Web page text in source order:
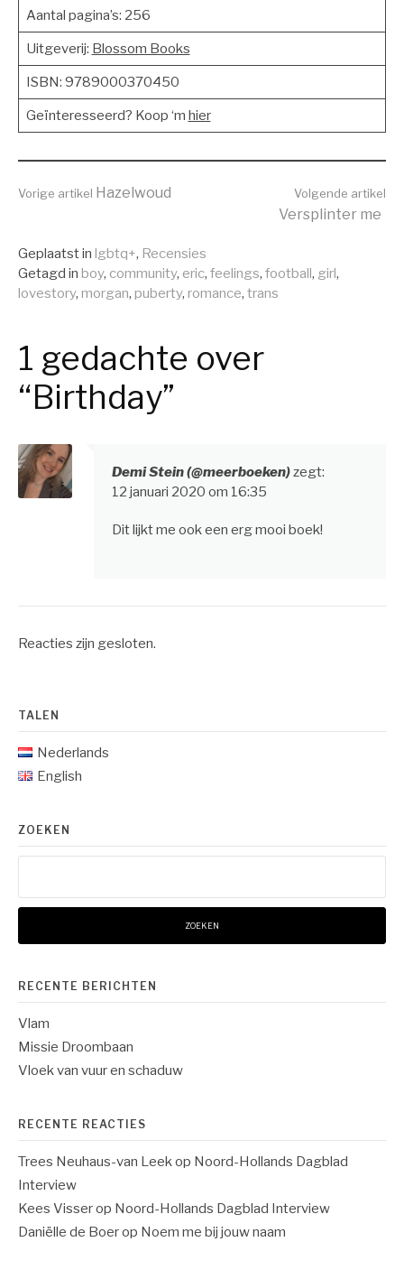
Aantal pagina’s: 256
Uitgeverij: Blossom Books
ISBN: 9789000370450
Geïnteresseerd? Koop ‘m hier
Verder
lezen
Vorige artikel Hazelwoud Volgende artikel
Versplinter me
Geplaatst in lgbtq+, Recensies
Getagd in boy, community, eric, feelings, football, girl,
lovestory, morgan, puberty, romance, trans
1 gedachte over
“Birthday”
Demi Stein (@meerboeken)zegt:
12 januari 2020 om 16:35
Dit lijkt me ook een erg mooi boek!
Reacties zijn gesloten.
TALEN
Nederlands
English
ZOEKEN
RECENTE BERICHTEN
Vlam
Missie Droombaan
Vloek van vuur en schaduw
RECENTE REACTIES
Trees Neuhaus-van Leekop Noord-Hollands Dagblad
Interview
Kees Visserop Noord-Hollands Dagblad Interview
Daniëlle de Boerop Noem me bij jouw naam